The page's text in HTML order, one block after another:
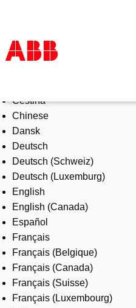
Products & Solutions
Industries
Services
About us
Where to buy
Contact us
Careers
Čeština
Chinese
Dansk
Deutsch
Deutsch (Schweiz)
Deutsch (Luxemburg)
English
English (Canada)
Español
Français
Français (Belgique)
Français (Canada)
Français (Suisse)
Français (Luxembourg)